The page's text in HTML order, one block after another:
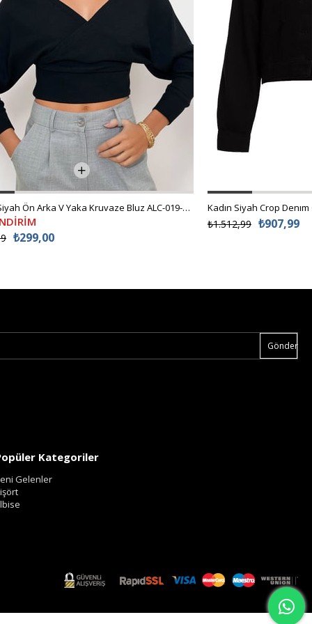
Kadın Siyah Ön Arka V Yaka Kruvaze Bluz ALC-019-053-BLZ
₺299,00
Kadın Siyah Crop Denım
₺907,99
₺1.512,99
Gönder
Kategoriler
Gelenler